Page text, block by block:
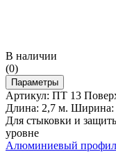
В наличии
(0)
Параметры
Артикул: ПТ 13
Длина: 2,7 м. Ширина:
Для стыковки и
уровне
Алюминиевый